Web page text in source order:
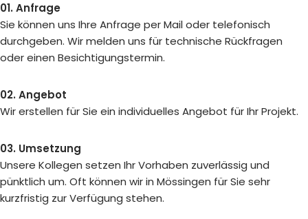
01. Anfrage
Sie können uns Ihre Anfrage per Mail oder telefonisch
durchgeben. Wir melden uns für technische Rückfragen
oder einen Besichtigungstermin.
02. Angebot
Wir erstellen für Sie ein individuelles Angebot für Ihr Projekt.
03. Umsetzung
Unsere Kollegen setzen Ihr Vorhaben zuverlässig und
pünktlich um. Oft können wir in Mössingen für Sie sehr
kurzfristig zur Verfügung stehen.